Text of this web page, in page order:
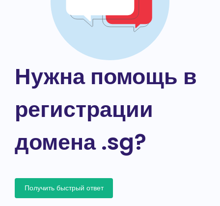
Нужна помощь в
регистрации
домена .sg?
Получить быстрый ответ